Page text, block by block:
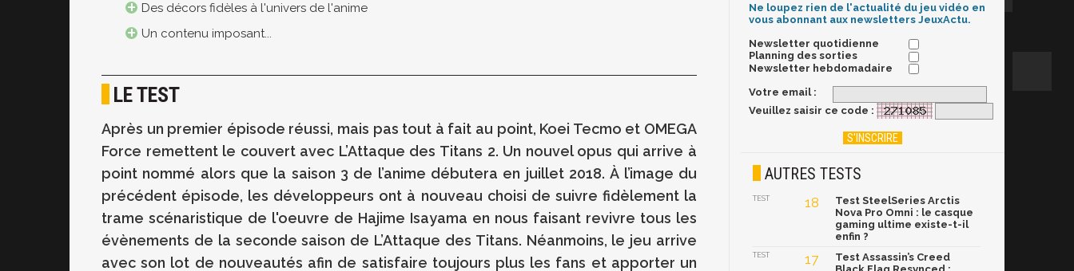
Des décors fidèles à l'univers de l'anime
Un contenu imposant...
LE TEST
Après un premier épisode réussi, mais pas tout à fait au point, Koei Tecmo et OMEGA
Force remettent le couvert avec L’Attaque des Titans 2. Un nouvel opus qui arrive à
point nommé alors que la saison 3 de l’anime débutera en juillet 2018. À l’image du
précédent épisode, les développeurs ont à nouveau choisi de suivre fidèlement la
trame scénaristique de l'oeuvre de Hajime Isayama en nous faisant revivre tous les
évènements de la seconde saison de L’Attaque des Titans. Néanmoins, le jeu arrive
avec son lot de nouveautés afin de satisfaire toujours plus les fans et apporter un
Ne loupez rien de l'actualité du jeu vidéo en
vous abonnant aux newsletters JeuxActu.
Newsletter quotidienne
Planning des sorties
Newsletter hebdomadaire
Votre email :
Veuillez saisir ce code :
AUTRES TESTS
TEST 18
Test SteelSeries Arctis
Nova Pro Omni : le casque
gaming ultime existe-t-il
enfin ?
TEST 17
Test Assassin’s Creed